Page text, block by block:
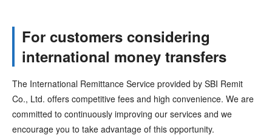
For customers considering
international money transfers
The International Remittance Service provided by SBI Remit
Co., Ltd. offers competitive fees and high convenience. We are
committed to continuously improving our services and we
encourage you to take advantage of this opportunity.